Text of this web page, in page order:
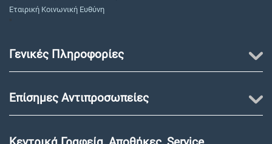
Εταιρική Κοινωνική Ευθύνη
"
Γενικές Πληροφορίες
Επίσημες Αντιπροσωπείες